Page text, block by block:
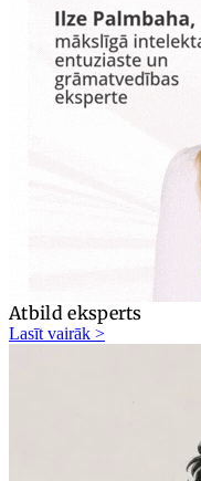
Atbild eksperts
Lasīt vairāk >